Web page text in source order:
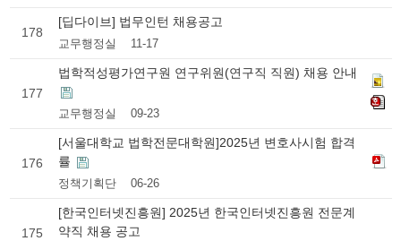
178
[딥다이브] 법무인턴 채용공고
교무행정실 11-17
177
법학적성평가연구원 연구위원(연구직 직원) 채용 안내
교무행정실 09-23
176
[서울대학교 법학전문대학원]2025년 변호사시험 합격
률
정책기획단 06-26
175
[한국인터넷진흥원] 2025년 한국인터넷진흥원 전문계
약직 채용 공고